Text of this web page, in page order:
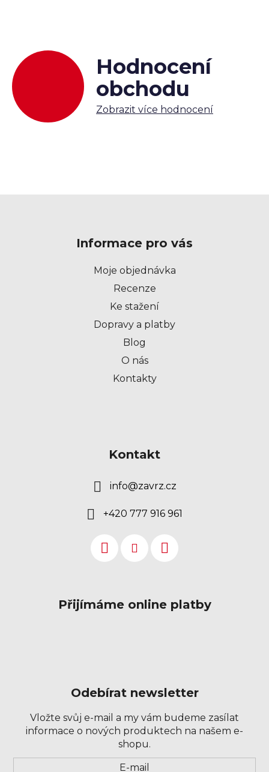
Hodnocení
obchodu
Zobrazit více hodnocení
Informace pro vás
Moje objednávka
Recenze
Ke stažení
Dopravy a platby
Blog
O nás
Kontakty
Kontakt
info@zavrz.cz
+420 777 916 961
Přijímáme online platby
Odebírat newsletter
Vložte svůj e-mail a my vám budeme zasílat
informace o nových produktech na našem e-
shopu.
E-mail